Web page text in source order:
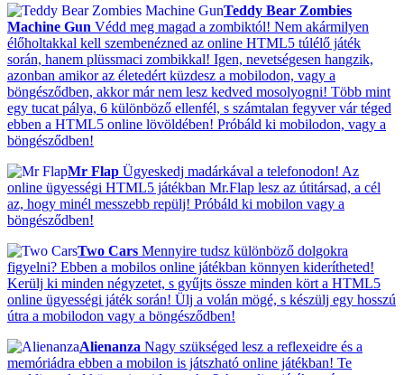
Teddy Bear Zombies
Machine Gun Védd meg magad a zombiktól! Nem akármilyen
élőholtakkal kell szembenézned az online HTML5 túlélő játék
során, hanem plüssmaci zombikkal! Igen, nevetségesen hangzik,
azonban amikor az életedért küzdesz a mobilodon, vagy a
böngésződben, akkor már nem lesz kedved mosolyogni! Több mint
egy tucat pálya, 6 különböző ellenfél, s számtalan fegyver vár téged
ebben a HTML5 online lövöldében! Próbáld ki mobilodon, vagy a
böngésződben!
Mr Flap Ügyeskedj madárkával a telefonodon! Az
online ügyességi HTML5 játékban Mr.Flap lesz az útitársad, a cél
az, hogy minél messzebb repülj! Próbáld ki mobilon vagy a
böngésződben!
Two Cars Mennyire tudsz különböző dolgokra
figyelni? Ebben a mobilos online játékban könnyen kiderítheted!
Kerülj ki minden négyzetet, s gyűjts össze minden kört a HTML5
online ügyességi játék során! Ülj a volán mögé, s készülj egy hosszú
útra a mobilodon vagy a böngésződben!
Alienanza Nagy szükséged lesz a reflexeidre és a
memóriádra ebben a mobilon is játszható online játékban! Te